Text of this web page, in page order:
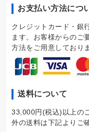
お支払い方法につ
クレジットカード・銀
ます。お客様からのご
方法をご用意しており
送料について
33,000円(税込)以上の
外の送料は下記よりご